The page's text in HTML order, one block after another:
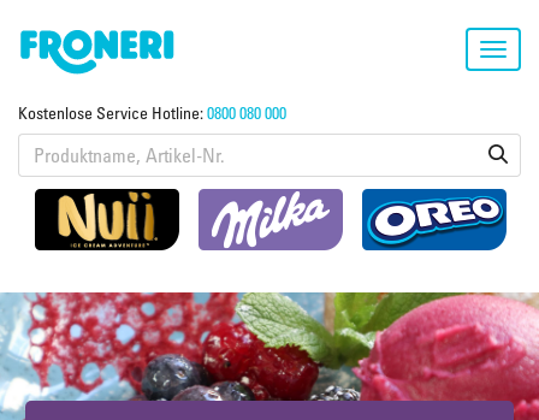
Kostenlose Service Hotline:0800 080 000